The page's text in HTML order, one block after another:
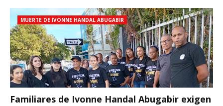
MUERTE DE IVONNE HANDAL ABUGABIR
Familiares de Ivonne Handal Abugabir exigen